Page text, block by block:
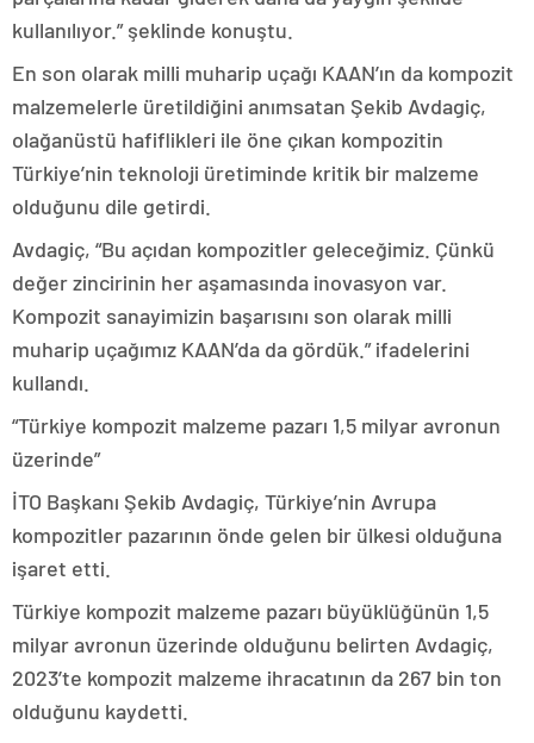
kullanılıyor.” şeklinde konuştu.
En son olarak milli muharip uçağı KAAN’ın da kompozit
malzemelerle üretildiğini anımsatan Şekib Avdagiç,
olağanüstü hafiflikleri ile öne çıkan kompozitin
Türkiye’nin teknoloji üretiminde kritik bir malzeme
olduğunu dile getirdi.
Avdagiç, “Bu açıdan kompozitler geleceğimiz. Çünkü
değer zincirinin her aşamasında inovasyon var.
Kompozit sanayimizin başarısını son olarak milli
muharip uçağımız KAAN’da da gördük.” ifadelerini
kullandı.
“Türkiye kompozit malzeme pazarı 1,5 milyar avronun
üzerinde”
İTO Başkanı Şekib Avdagiç, Türkiye’nin Avrupa
kompozitler pazarının önde gelen bir ülkesi olduğuna
işaret etti.
Türkiye kompozit malzeme pazarı büyüklüğünün 1,5
milyar avronun üzerinde olduğunu belirten Avdagiç,
2023’te kompozit malzeme ihracatının da 267 bin ton
olduğunu kaydetti.